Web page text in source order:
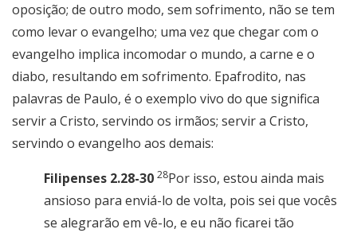
oposição; de outro modo, sem sofrimento, não se tem
como levar o evangelho; uma vez que chegar com o
evangelho implica incomodar o mundo, a carne e o
diabo, resultando em sofrimento. Epafrodito, nas
palavras de Paulo, é o exemplo vivo do que significa
servir a Cristo, servindo os irmãos; servir a Cristo,
servindo o evangelho aos demais:
Filipenses 2.28-30 28Por isso, estou ainda mais
ansioso para enviá-lo de volta, pois sei que vocês
se alegrarão em vê-lo, e eu não ficarei tão